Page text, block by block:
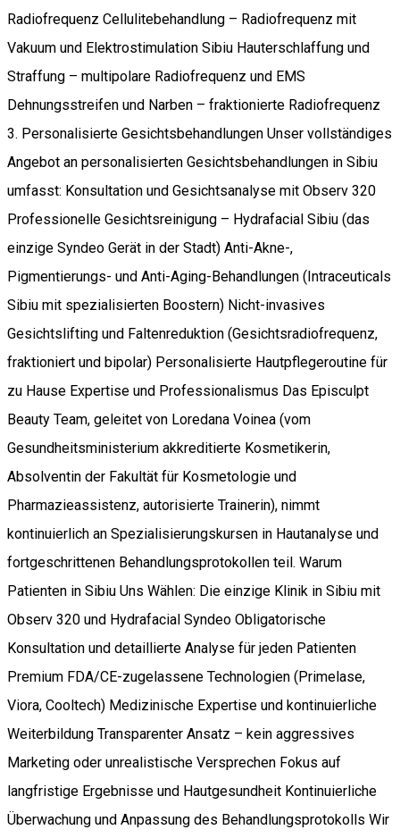
Radiofrequenz Cellulitebehandlung – Radiofrequenz mit
Vakuum und Elektrostimulation Sibiu Hauterschlaffung und
Straffung – multipolare Radiofrequenz und EMS
Dehnungsstreifen und Narben – fraktionierte Radiofrequenz
3. Personalisierte Gesichtsbehandlungen Unser vollständiges
Angebot an personalisierten Gesichtsbehandlungen in Sibiu
umfasst: Konsultation und Gesichtsanalyse mit Observ 320
Professionelle Gesichtsreinigung – Hydrafacial Sibiu (das
einzige Syndeo Gerät in der Stadt) Anti-Akne-,
Pigmentierungs- und Anti-Aging-Behandlungen (Intraceuticals
Sibiu mit spezialisierten Boostern) Nicht-invasives
Gesichtslifting und Faltenreduktion (Gesichtsradiofrequenz,
fraktioniert und bipolar) Personalisierte Hautpflegeroutine für
zu Hause Expertise und Professionalismus Das Episculpt
Beauty Team, geleitet von Loredana Voinea (vom
Gesundheitsministerium akkreditierte Kosmetikerin,
Absolventin der Fakultät für Kosmetologie und
Pharmazieassistenz, autorisierte Trainerin), nimmt
kontinuierlich an Spezialisierungskursen in Hautanalyse und
fortgeschrittenen Behandlungsprotokollen teil. Warum
Patienten in Sibiu Uns Wählen: Die einzige Klinik in Sibiu mit
Observ 320 und Hydrafacial Syndeo Obligatorische
Konsultation und detaillierte Analyse für jeden Patienten
Premium FDA/CE-zugelassene Technologien (Primelase,
Viora, Cooltech) Medizinische Expertise und kontinuierliche
Weiterbildung Transparenter Ansatz – kein aggressives
Marketing oder unrealistische Versprechen Fokus auf
langfristige Ergebnisse und Hautgesundheit Kontinuierliche
Überwachung und Anpassung des Behandlungsprotokolls Wir